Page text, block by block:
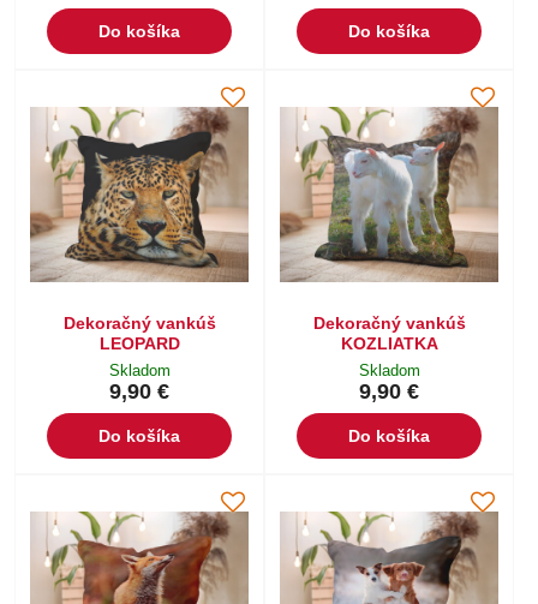
Do košíka Do košíka
Dekoračný vankúš
LEOPARD
Skladom
9,90 €
Do košíka
Dekoračný vankúš
KOZLIATKA
Skladom
9,90 €
Do košíka